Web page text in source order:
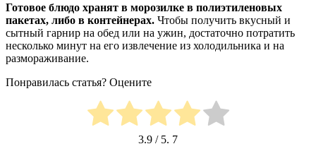
Готовое блюдо хранят в морозилке в полиэтиленовых
пакетах, либо в контейнерах. Чтобы получить вкусный и
сытный гарнир на обед или на ужин, достаточно потратить
несколько минут на его извлечение из холодильника и на
размораживание.
Понравилась статья? Оцените
3.9 / 5. 7